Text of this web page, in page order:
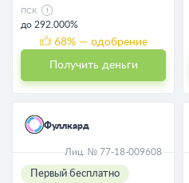
ПСК
до 292.000%
68% — одобрение
Получить деньги
Фуллкард
Лиц. № 77-18-009608
Первый бесплатно